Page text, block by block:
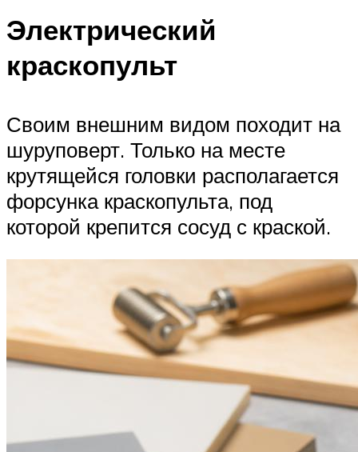
Электрический
краскопульт
Своим внешним видом походит на
шуруповерт. Только на месте
крутящейся головки располагается
форсунка краскопульта, под
которой крепится сосуд с краской.